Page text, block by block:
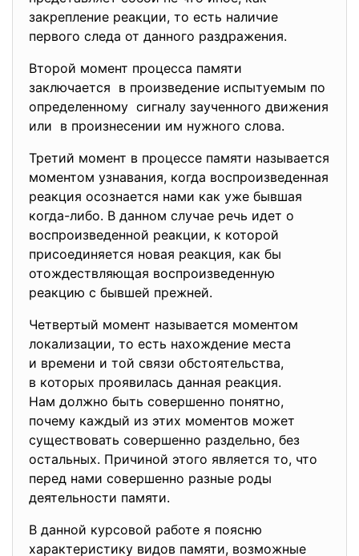
закрепление реакции, то есть наличие
первого следа от данного раздражения.
Второй момент процесса памяти
заключается в произведение испытуемым по
определенному сигналу заученного движения
или в произнесении им нужного слова.
Третий момент в процессе памяти называется
моментом узнавания, когда воспроизведенная
реакция осознается нами как уже бывшая
когда-либо. В данном случае речь идет о
воспроизведенной реакции, к которой
присоединяется новая реакция, как бы
отождествляющая воспроизведенную
реакцию с бывшей прежней.
Четвертый момент называется моментом
локализации, то есть нахождение места
и времени и той связи обстоятельства,
в которых проявилась данная реакция.
Нам должно быть совершенно понятно,
почему каждый из этих моментов может
существовать совершенно раздельно, без
остальных. Причиной этого является то, что
перед нами совершенно разные роды
деятельности памяти.
В данной курсовой работе я поясню
характеристику видов памяти, возможные